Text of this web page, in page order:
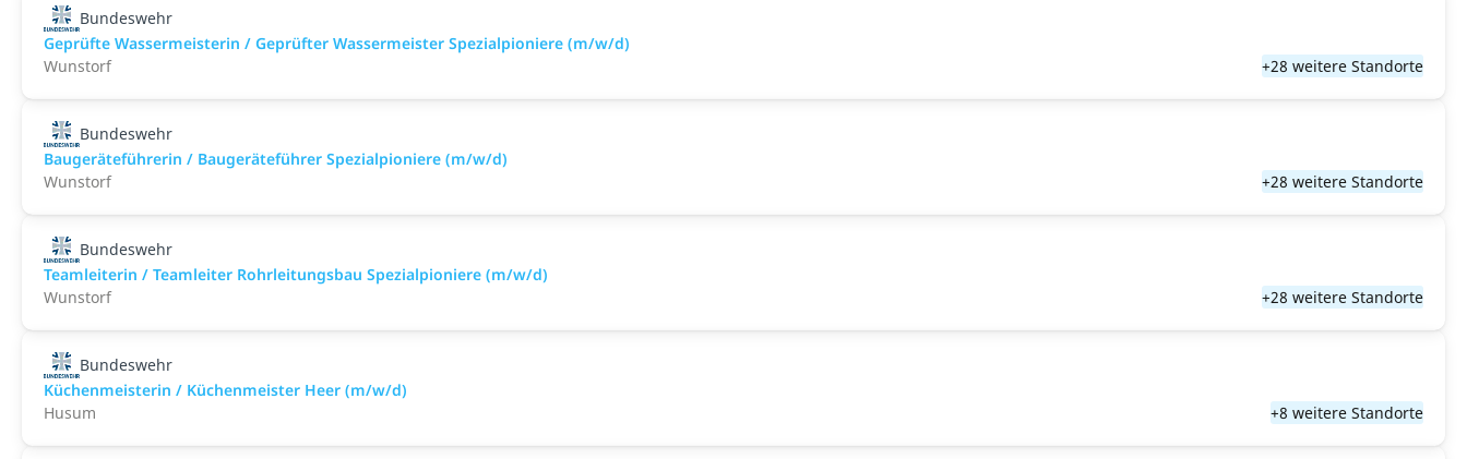
Bundeswehr
Geprüfte Wassermeisterin / Geprüfter Wassermeister Spezialpioniere (m/w/d)
Wunstorf
+28 weitere Standorte
Bundeswehr
Baugeräteführerin / Baugeräteführer Spezialpioniere (m/w/d)
Wunstorf
+28 weitere Standorte
Bundeswehr
Teamleiterin / Teamleiter Rohrleitungsbau Spezialpioniere (m/w/d)
Wunstorf
+28 weitere Standorte
Bundeswehr
Küchenmeisterin / Küchenmeister Heer (m/w/d)
Husum
+8 weitere Standorte